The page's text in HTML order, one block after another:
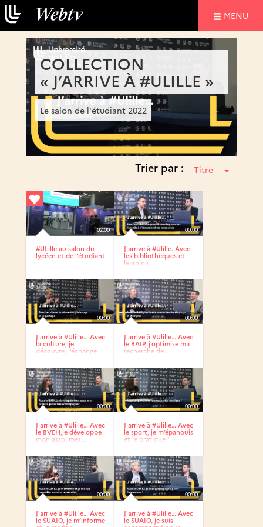
MENU
COLLECTION
« J’ARRIVE À #ULILLE »
Le salon de l'étudiant 2022
Trier par : Titre
02:00
#ULille au salon du
lycéen et de l’étudiant
00:00
J'arrive à #Ulille. Avec
les bibliothèques et
learning...
00:00
J'arrive à #Ulille… Avec
la culture, je
découvre, j’échange
00:00
J'arrive à #Ulille… Avec
le BAIP, j’optimise ma
recherche de...
00:00
J'arrive à #Ulille… Avec
le BVEH,je développe
mon asso, mes...
00:00
J'arrive à #Ulille… Avec
le sport, je m’épanouis
et je pratique !
00:00
J'arrive à #Ulille… Avec
le SUAIO, je m’informe
00:00
J'arrive à #Ulille… Avec
le SUAIO, je suis